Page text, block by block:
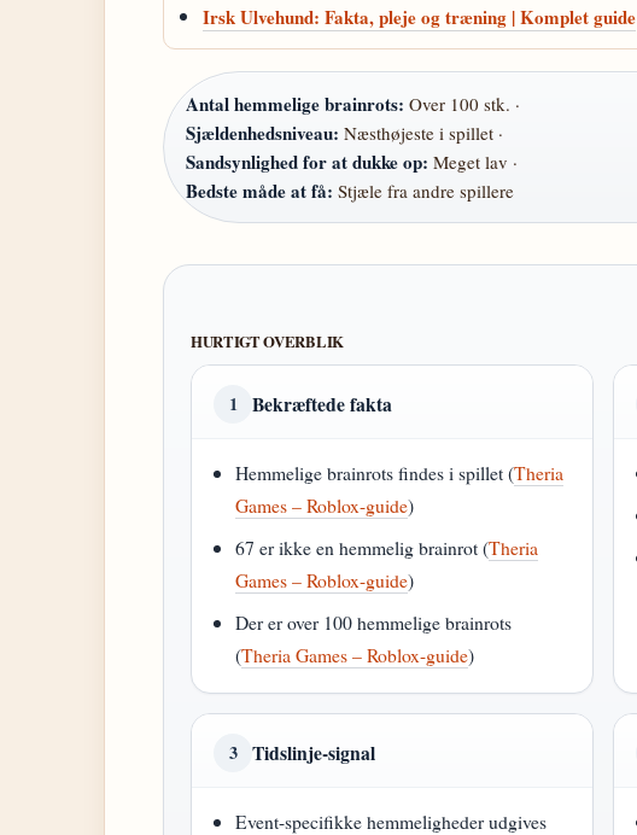
Irsk Ulvehund: Fakta, pleje og træning | Komplet guide
Antal hemmelige brainrots: Over 100 stk. ·
Sjældenhedsniveau: Næsthøjeste i spillet ·
Sandsynlighed for at dukke op: Meget lav ·
Bedste måde at få: Stjæle fra andre spillere
HURTIGT OVERBLIK
1 Bekræftede fakta
Hemmelige brainrots findes i spillet (Theria
Games – Roblox-guide)
67 er ikke en hemmelig brainrot (Theria
Games – Roblox-guide)
Der er over 100 hemmelige brainrots
(Theria Games – Roblox-guide)
3 Tidslinje-signal
Event-specifikke hemmeligheder udgives